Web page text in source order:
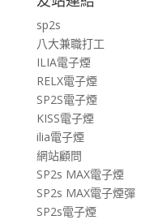
sp2s
八大兼職打工
ILIA電子煙
RELX電子煙
SP2S電子煙
KISS電子煙
ilia電子煙
網站顧問
SP2s MAX電子煙
SP2s MAX電子煙彈
SP2s電子煙